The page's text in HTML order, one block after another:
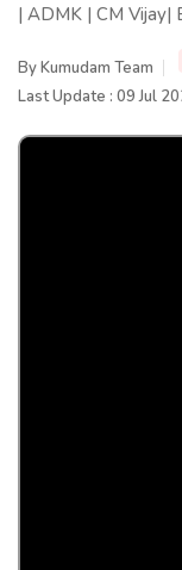
| ADMK | CM Vijay|
ByKumudam Team
Last Update : 09 Jul